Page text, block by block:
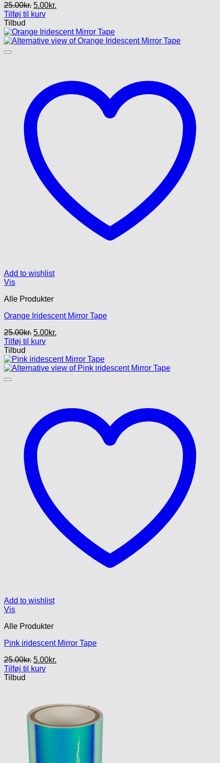
25.00kr. Den
oprindelige
var:
25.00kr..
5.00kr.
er:
5.00kr..
Tilføj til kurv
Tilbud
Add to wishlist
Vis
Alle Produkter
Orange Iridescent Mirror Tape
25.00kr. Den
oprindelige
var:
25.00kr..
5.00kr.
er:
5.00kr..
Tilføj til kurv
Tilbud
Add to wishlist
Vis
Alle Produkter
Pink iridescent Mirror Tape
25.00kr. Den
oprindelige
5.00kr.
Tilføj til kurv
Tilbud